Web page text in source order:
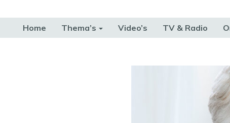
Home Thema’s Video’s TV & Radio